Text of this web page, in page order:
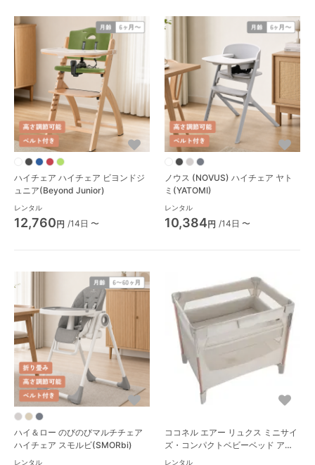
ハイチェア ハイチェア ビヨンドジ
ュニア(Beyond Junior)
レンタル
12,760円 /14日 〜
ノウス (NOVUS) ハイチェア ヤト
ミ(YATOMI)
レンタル
10,384円 /14日 〜
ハイ＆ロー のびのびマルチチェア
ハイチェア スモルビ(SMORbi)
レンタル
ココネル エアー リュクス ミニサイ
ズ・コンパクトベビーベッド アッ
プリカ(Aprica)
レンタル